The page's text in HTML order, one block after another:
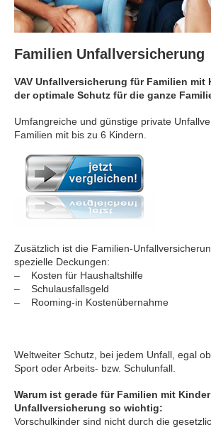
Familien Unfallversicherung
VAV Unfallversicherung für Familien mit
der optimale Schutz für die ganze
Umfangreiche und günstige private
Familien mit bis zu 6 Kindern.
Zusätzlich ist die Familien-
spezielle Deckungen:
– Kosten für Haushaltshilfe
– Schulausfallsgeld
– Rooming-in Kostenübernahme
Weltweiter Schutz, bei jedem Unfall, egal
Sport oder Arbeits- bzw. Schulunfall.
Warum ist gerade für Familien mit
Unfallversicherung so wichtig:
Vorschulkinder sind nicht durch die